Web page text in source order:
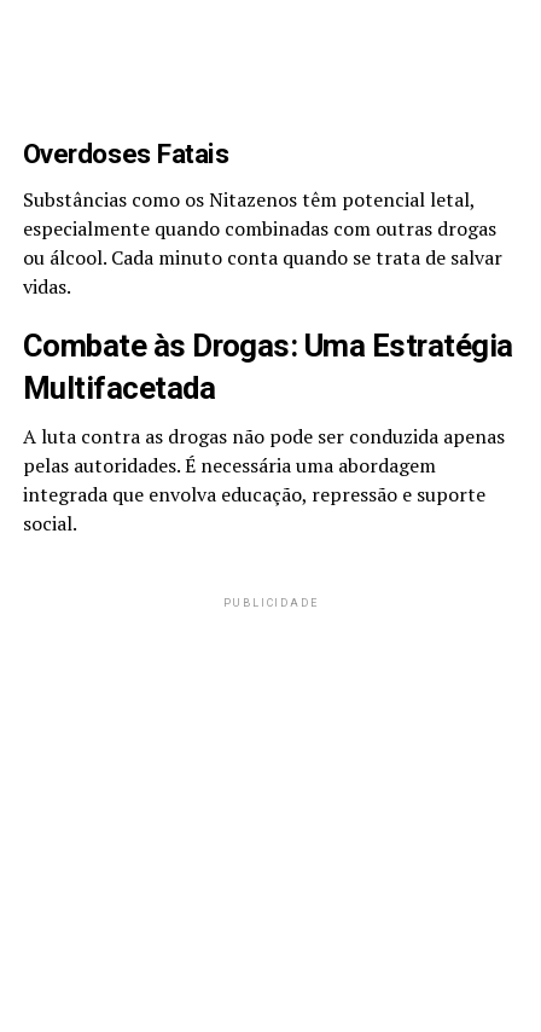
Overdoses Fatais
Substâncias como os Nitazenos têm potencial letal,
especialmente quando combinadas com outras drogas
ou álcool. Cada minuto conta quando se trata de salvar
vidas.
Combate às Drogas: Uma Estratégia
Multifacetada
A luta contra as drogas não pode ser conduzida apenas
pelas autoridades. É necessária uma abordagem
integrada que envolva educação, repressão e suporte
social.
PUBLICIDADE